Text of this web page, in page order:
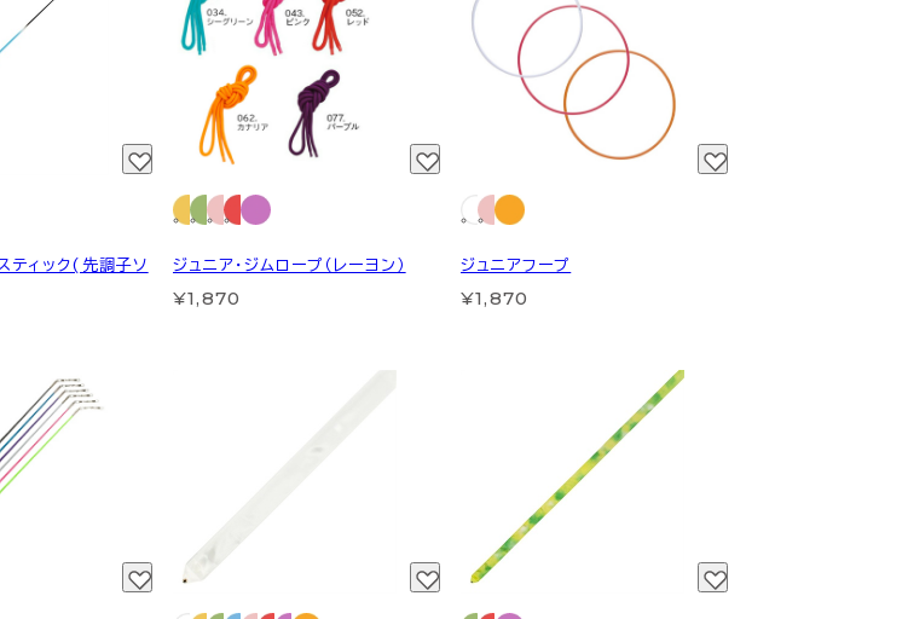
ティック(先調子ソ
ジュニア・ジムロープ（レーヨン）
¥1,870
ジュニアフープ
¥1,870